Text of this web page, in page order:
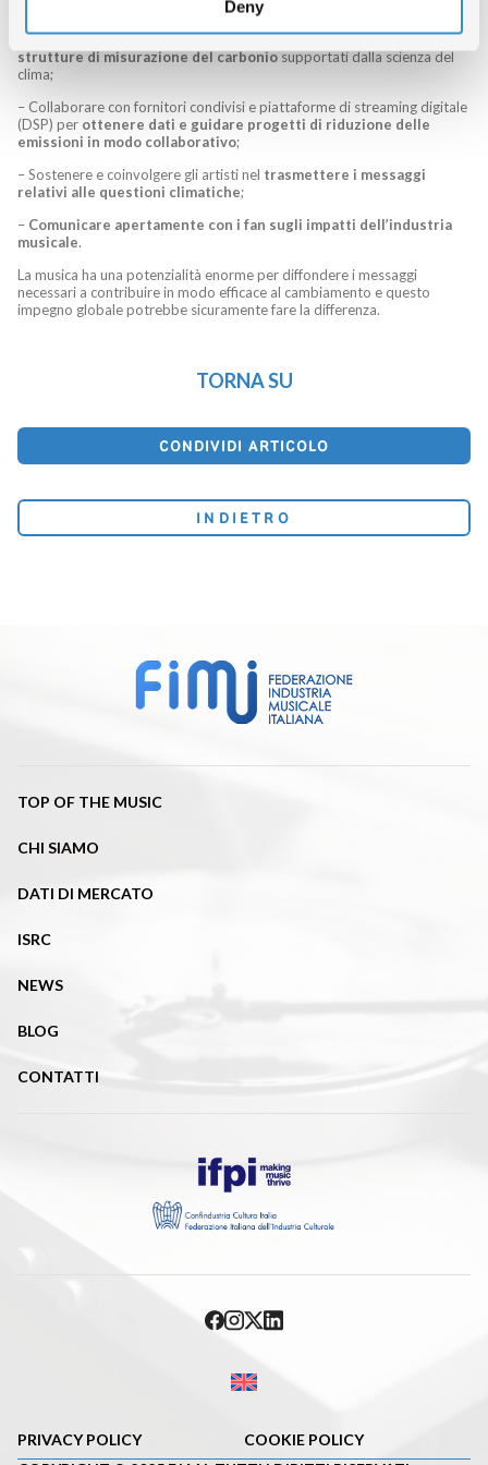
Deny
o che aderiranno al programma Race to Zero;
– Collaborare come industria perstabilire metodologie, strumenti e
strutture di misurazione del carboniosupportati dalla scienza del
clima;
– Collaborare con fornitori condivisi e piattaforme di streaming digitale
(DSP) per ottenere dati e guidare progetti di riduzione delle
emissioni in modo collaborativo;
– Sostenere e coinvolgere gli artisti nel trasmettere i messaggi
relativi alle questioni climatiche;
– Comunicare apertamente con i fan sugli impatti dell’industria
musicale.
La musica ha una potenzialità enorme per diffondere i messaggi
necessari a contribuire in modo efficace al cambiamento e questo
impegno globale potrebbe sicuramente fare la differenza.
TORNA SU
CONDIVIDI ARTICOLO
INDIETRO
TOP OF THE MUSIC
CHI SIAMO
DATI DI MERCATO
ISRC
NEWS
BLOG
CONTATTI
PRIVACY POLICY
COOKIE POLICY